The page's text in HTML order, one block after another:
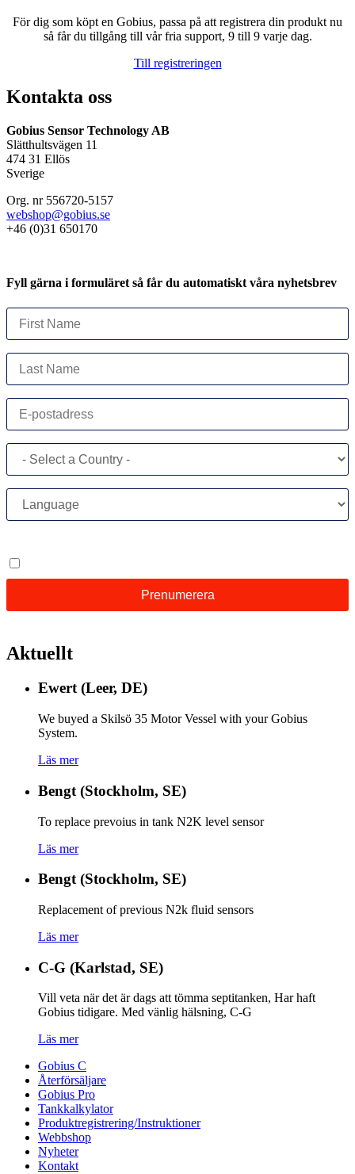
För dig som köpt en Gobius, passa på att registrera din produkt nu
så får du tillgång till vår fria support, 9 till 9 varje dag.
Till registreringen
Kontakta oss
Gobius Sensor Technology AB
Slätthultsvägen 11
474 31 Ellös
Sverige
Org. nr 556720-5157
webshop@gobius.se
+46 (0)31 650170
Fyll gärna i formuläret så får du automatiskt våra nyhetsbrev
Aktuellt
Ewert (Leer, DE)
We buyed a Skilsö 35 Motor Vessel with your Gobius
System.
Läs mer
Bengt (Stockholm, SE)
To replace prevoius in tank N2K level sensor
Läs mer
Bengt (Stockholm, SE)
Replacement of previous N2k fluid sensors
Läs mer
C-G (Karlstad, SE)
Vill veta när det är dags att tömma septitanken, Har haft
Gobius tidigare. Med vänlig hälsning, C-G
Läs mer
Gobius C
Återförsäljare
Gobius Pro
Tankkalkylator
Produktregistrering/Instruktioner
Webbshop
Nyheter
Kontakt